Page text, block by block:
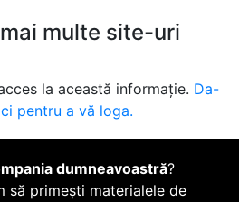
multe site-uri
la această informație. Da-
pentru a vă loga.
dumneavoastră?
să primești materialele de